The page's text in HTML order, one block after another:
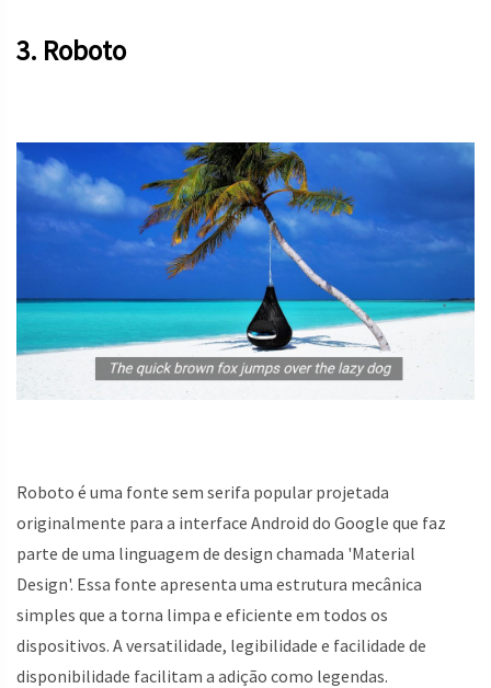
3. Roboto
Roboto é uma fonte sem serifa popular projetada
originalmente para a interface Android do Google que faz
parte de uma linguagem de design chamada 'Material
Design'. Essa fonte apresenta uma estrutura mecânica
simples que a torna limpa e eficiente em todos os
dispositivos. A versatilidade, legibilidade e facilidade de
disponibilidade facilitam a adição como legendas.